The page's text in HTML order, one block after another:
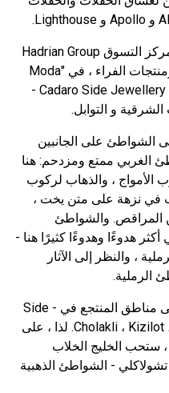
الجانب هو مكان رائع للتسوق: في مركز التسوق Hadrian Group
Side يمكنك شراء ملابس عصرية ومنتجات الفراء ، في "Moda
Show" - منتجات جلدية وفراء ، في Cadaro Side Jewellery -
الشواطئ على الجانبين
الغربي ممتع ومزدحم: هنا
الأمواج ، والذهاب لركوب
في نزهة على متن يخت ،
المراقص. والشواطئ
هدوءًا وهدوءًا كثيرًا هنا -
، والنظر إلى الآثار
الرملية.
بالإضافة إلى ذلك ، يجب أن تنظر إلى مناطق المنتجع في Side -
Cholakli ، Kizilot ، Titraingel ، Kumkoy ، Manavgat. لذا ، على
ستحب الخليج الخلاب
- الشواطئ الذهبية